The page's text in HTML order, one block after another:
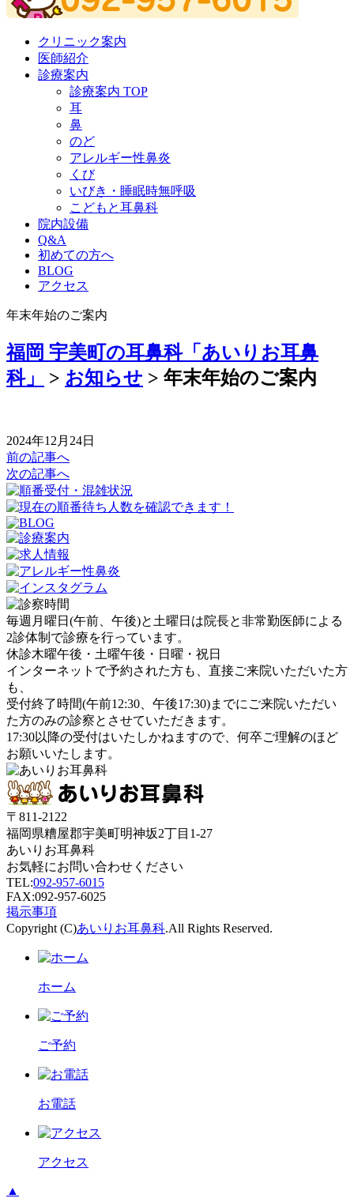
クリニック案内
医師紹介
診療案内
診療案内 TOP
耳
鼻
のど
アレルギー性鼻炎
くび
いびき・睡眠時無呼吸
こどもと耳鼻科
院内設備
Q&A
初めての方へ
BLOG
アクセス
年末年始のご案内
福岡 宇美町の耳鼻科「あいりお耳鼻
科」
> お知らせ > 年末年始のご案内
2024年12月24日
前の記事へ
次の記事へ
毎週月曜日(午前、午後)と土曜日は院長と非常勤医師による
2診体制で診療を行っています。
休診木曜午後・土曜午後・日曜・祝日
インターネットで予約された方も、直接ご来院いただいた方
も、
受付終了時間(午前12:30、午後17:30)までにご来院いただい
た方のみの診察とさせていただきます。
17:30以降の受付はいたしかねますので、何卒ご理解のほど
お願いいたします。
〒811-2122
福岡県糟屋郡宇美町明神坂2丁目1-27
あいりお耳鼻科
お気軽にお問い合わせください
TEL:092-957-6015
FAX:092-957-6025
掲示事項
Copyright (C)あいりお耳鼻科.All Rights Reserved.
ホーム
ご予約
お電話
アクセス
▲